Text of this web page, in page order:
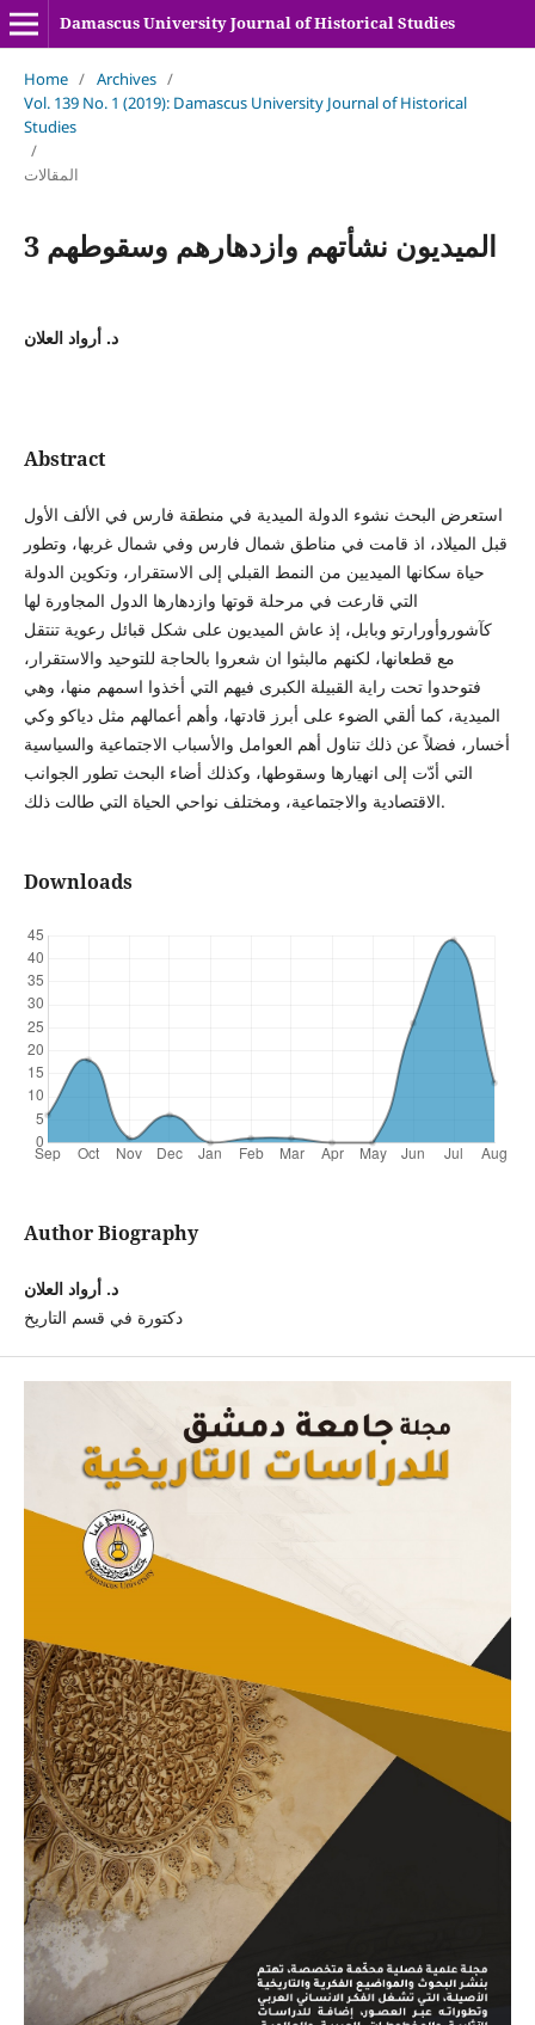
Damascus University Journal of Historical Studies
Home / Archives /
Vol. 139 No. 1 (2019): Damascus University Journal of Historical
Studies
/
المقالات
3 الميديون نشأتهم وازدهارهم وسقوطهم
د. أرواد العلان
Abstract
استعرض البحث نشوء الدولة الميدية في منطقة فارس في الألف الأول
قبل الميلاد، اذ قامت في مناطق شمال فارس وفي شمال غربها، وتطور
حياة سكانها الميديين من النمط القبلي إلى الاستقرار، وتكوين الدولة
التي قارعت في مرحلة قوتها وازدهارها الدول المجاورة لها
كآشوروأورارتو وبابل، إذ عاش الميديون على شكل قبائل رعوية تنتقل
مع قطعانها، لكنهم مالبثوا ان شعروا بالحاجة للتوحيد والاستقرار،
فتوحدوا تحت راية القبيلة الكبرى فيهم التي أخذوا اسمهم منها، وهي
الميدية، كما ألقي الضوء على أبرز قادتها، وأهم أعمالهم مثل دياكو وكي
أخسار، فضلاً عن ذلك تناول أهم العوامل والأسباب الاجتماعية والسياسية
التي أدّت إلى انهيارها وسقوطها، وكذلك أضاء البحث تطور الجوانب
الاقتصادية والاجتماعية، ومختلف نواحي الحياة التي طالت ذلك.
Downloads
Author Biography
د. أرواد العلان
دكتورة في قسم التاريخ